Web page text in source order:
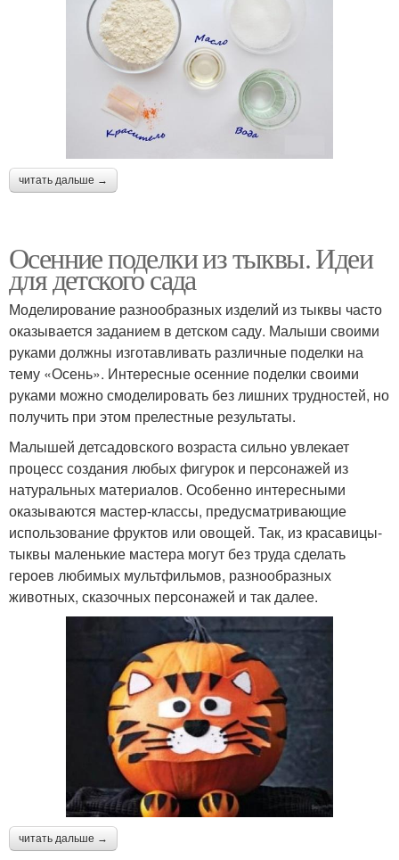
читать дальше →
Осенние поделки из тыквы. Идеи
для детского сада
Моделирование разнообразных изделий из тыквы часто
оказывается заданием в детском саду. Малыши своими
руками должны изготавливать различные поделки на
тему «Осень». Интересные осенние поделки своими
руками можно смоделировать без лишних трудностей, но
получить при этом прелестные результаты.
Малышей детсадовского возраста сильно увлекает
процесс создания любых фигурок и персонажей из
натуральных материалов. Особенно интересными
оказываются мастер-классы, предусматривающие
использование фруктов или овощей. Так, из красавицы-
тыквы маленькие мастера могут без труда сделать
героев любимых мультфильмов, разнообразных
животных, сказочных персонажей и так далее.
читать дальше →